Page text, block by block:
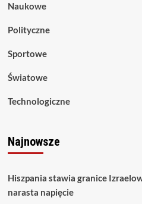
Naukowe
Polityczne
Sportowe
Światowe
Technologiczne
Najnowsze
Hiszpania stawia granice
narasta napięcie